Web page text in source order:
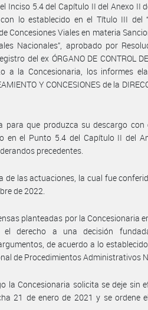
Inciso 5.4 del Capítulo II del Anexo II
lo establecido en el Título III del
Concesiones Viales en materia
Nacionales”, aprobado por
del ex ÓRGANO DE CONTROL DE
a la Concesionaria, los informes
Y CONCESIONES de la
para que produzca su descargo con
en el Punto 5.4 del Capítulo II del
precedentes.
de las actuaciones, la cual fue
de 2022.
planteadas por la Concesionaria
el derecho a una decisión
de acuerdo a lo
de Procedimientos Administrativos
la Concesionaria solicita se deje sin
21 de enero de 2021 y se ordene